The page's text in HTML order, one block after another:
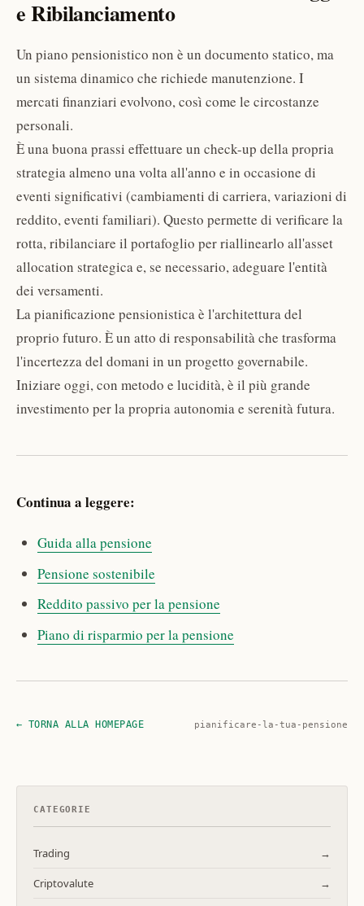
e Ribilanciamento
Un piano pensionistico non è un documento statico, ma
un sistema dinamico che richiede manutenzione. I
mercati finanziari evolvono, così come le circostanze
personali.
È una buona prassi effettuare un check-up della propria
strategia almeno una volta all'anno e in occasione di
eventi significativi (cambiamenti di carriera, variazioni di
reddito, eventi familiari). Questo permette di verificare la
rotta, ribilanciare il portafoglio per riallinearlo all'asset
allocation strategica e, se necessario, adeguare l'entità
dei versamenti.
La pianificazione pensionistica è l'architettura del
proprio futuro. È un atto di responsabilità che trasforma
l'incertezza del domani in un progetto governabile.
Iniziare oggi, con metodo e lucidità, è il più grande
investimento per la propria autonomia e serenità futura.
Continua a leggere:
Guida alla pensione
Pensione sostenibile
Reddito passivo per la pensione
Piano di risparmio per la pensione
← TORNA ALLA HOMEPAGE pianificare-la-tua-pensione
CATEGORIE
Trading →
Criptovalute →